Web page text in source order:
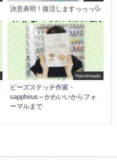
決意表明！復活しますっっっ💦
Handmade
ビーズステッチ作家・
sapphirus～かわいいからフォ
ーマルまで